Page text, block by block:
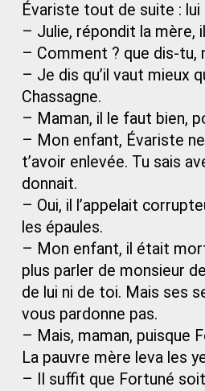
Évariste tout de suite :
– Julie, répondit la mère,
– Comment ? que dis-tu,
– Je dis qu’il vaut mieux
Chassagne.
– Maman, il le faut bien,
– Mon enfant, Évariste
t’avoir enlevée. Tu sais
donnait.
– Oui, il l’appelait
les épaules.
– Mon enfant, il était
plus parler de monsieur
de lui ni de toi. Mais ses
vous pardonne pas.
– Mais, maman, puisque
La pauvre mère leva les
– Il suffit que Fortuné